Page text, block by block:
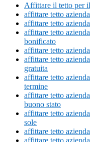
Affittare il tetto per
affittare tetto
affittare tetto
affittare tetto
bonificato
affittare tetto
affittare tetto
gratuita
affittare tetto
termine
affittare tetto
buono stato
affittare tetto
sole
affittare tetto
affittare tetto